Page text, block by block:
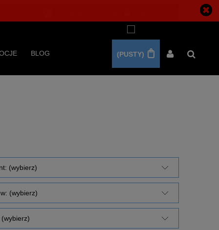
(PUSTY)
BLOG
(wybierz)
w: (wybierz)